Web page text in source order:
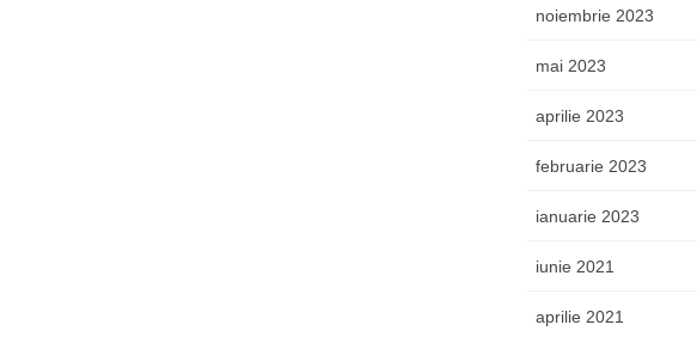
noiembrie 2023
mai 2023
aprilie 2023
februarie 2023
ianuarie 2023
iunie 2021
aprilie 2021